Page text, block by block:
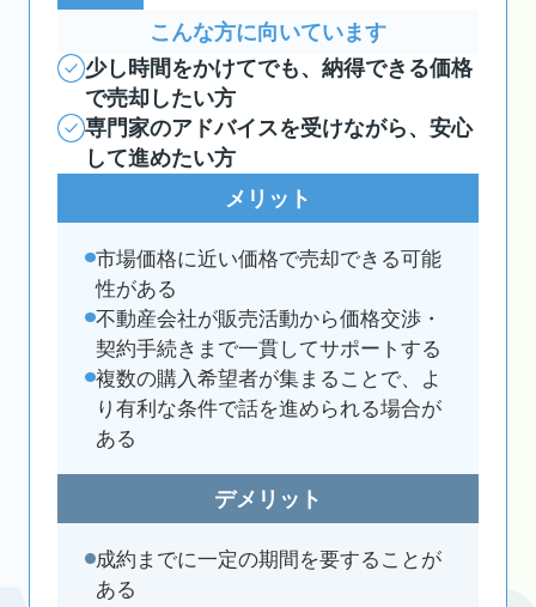
こんな方に向いています
少し時間をかけてでも、納得できる価格
で売却したい方
専門家のアドバイスを受けながら、安心
して進めたい方
メリット
市場価格に近い価格で売却できる可能
性がある
不動産会社が販売活動から価格交渉・
契約手続きまで一貫してサポートする
複数の購入希望者が集まることで、よ
り有利な条件で話を進められる場合が
ある
デメリット
成約までに一定の期間を要することが
ある